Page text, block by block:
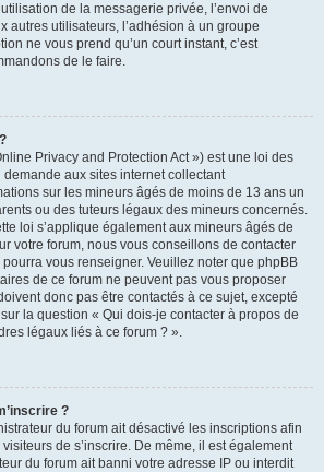
de la messagerie privée, l’envoi de
autres utilisateurs, l’adhésion à un groupe
ne vous prend qu’un court instant, c’est
de le faire.
Privacy and Protection Act ») est une loi des
demande aux sites internet collectant
sur les mineurs âgés de moins de 13 ans un
ou des tuteurs légaux des mineurs concernés.
loi s’applique également aux mineurs âgés de
votre forum, nous vous conseillons de contacter
vous renseigner. Veuillez noter que phpBB
de ce forum ne peuvent pas vous proposer
donc pas être contactés à ce sujet, excepté
la question « Qui dois-je contacter à propos de
légaux liés à ce forum ? ».
?
du forum ait désactivé les inscriptions afin
de s’inscrire. De même, il est également
du forum ait banni votre adresse IP ou interdit